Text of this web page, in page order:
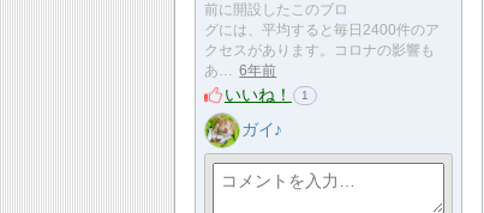
前に開設したこのブロ
グには、平均すると毎日2400件のア
クセスがあります。コロナの影響も
あ…
6年前
いいね！ 1
ガイ♪